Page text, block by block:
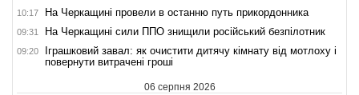
10:17 На Черкащині провели в останню путь прикордонника
09:31 На Черкащині сили ППО знищили російський безпілотник
09:20
Іграшковий завал: як очистити дитячу кімнату від мотлоху і
повернути витрачені гроші
06 серпня 2026